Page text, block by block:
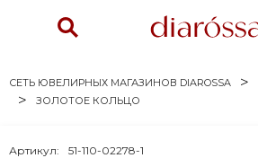
СЕТЬ ЮВЕЛИРНЫХ МАГАЗИНОВ DIAROSSA
ЗОЛОТОЕ КОЛЬЦО
Артикул: 51-110-02278-1